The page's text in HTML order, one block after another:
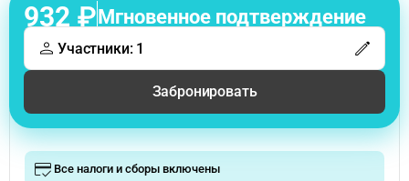
932 ₽Мгновенное подтверждение
Участники: 1
Забронировать
Все налоги и сборы включены